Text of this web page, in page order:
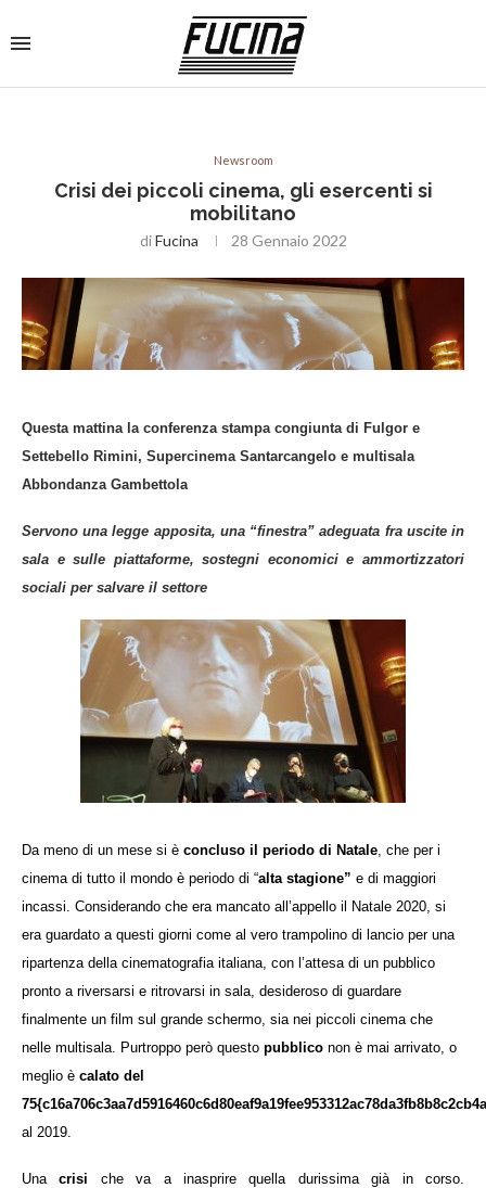
Newsroom
Crisi dei piccoli cinema, gli esercenti si
mobilitano
diFucina 28 Gennaio 2022
Questa mattina la conferenza stampa congiunta di Fulgor e
Settebello Rimini, Supercinema Santarcangelo e multisala
Abbondanza Gambettola
Servono una legge apposita, una “finestra” adeguata fra uscite in
sala e sulle piattaforme, sostegni economici e ammortizzatori
sociali per salvare il settore
Da meno di un mese si è concluso il periodo di Natale , che per i
cinema di tutto il mondo è periodo di “alta stagione” e di maggiori
incassi. Considerando che era mancato all’appello il Natale 2020, si
era guardato a questi giorni come al vero trampolino di lancio per una
ripartenza della cinematografia italiana, con l’attesa di un pubblico
pronto a riversarsi e ritrovarsi in sala, desideroso di guardare
finalmente un film sul grande schermo, sia nei piccoli cinema che
nelle multisala. Purtroppo però questo pubblico non è mai arrivato, o
meglio è calato del
al 2019.
Unacrisi che va a inasprire quella durissima già in corso.